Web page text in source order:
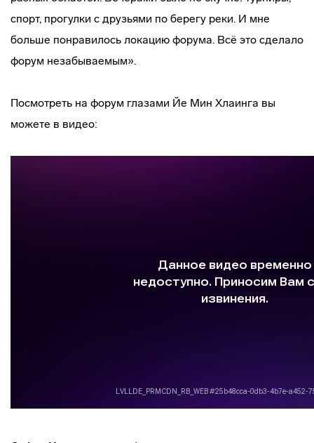
спорт, прогулки с друзьями по берегу реки. И мне
больше понравилось локацию форума. Всё это сделало
форум незабываемым».
Посмотреть на форум глазами Йе Мин Хлаинга вы
можете в видео: